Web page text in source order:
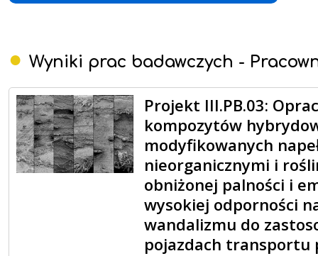
Wyniki prac badawczych -
Projekt III.PB.03:
kompozytów
modyfikowanych
nieorganicznymi i
obniżonej palności i
wysokiej odporności
wandalizmu do
pojazdach transportu